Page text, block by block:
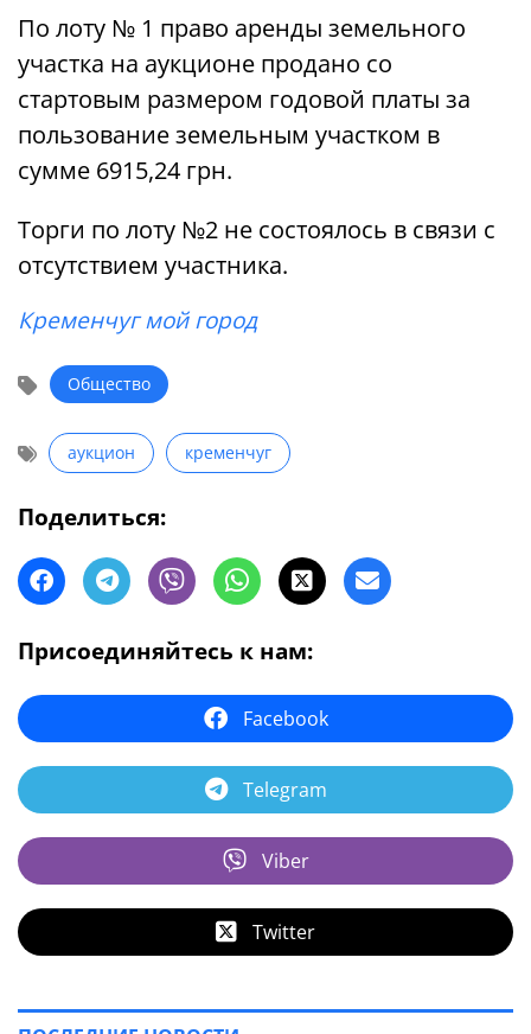
По лоту № 1 право аренды земельного
участка на аукционе продано со
стартовым размером годовой платы за
пользование земельным участком в
сумме 6915,24 грн.
Торги по лоту №2 не состоялось в связи с
отсутствием участника.
Кременчуг мой город
Общество
аукцион кременчуг
Поделиться:
Присоединяйтесь к нам:
Facebook
Telegram
Viber
Twitter